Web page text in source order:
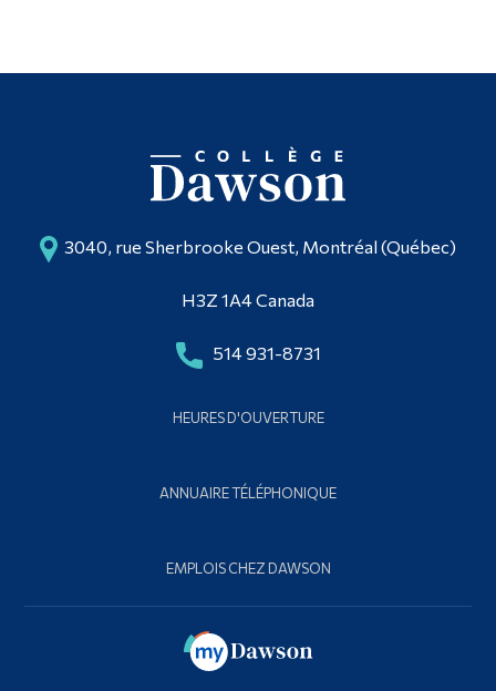
3040, rue Sherbrooke Ouest, Montréal (Québec)
H3Z 1A4 Canada
514 931-8731
HEURES D'OUVERTURE
ANNUAIRE TÉLÉPHONIQUE
EMPLOIS CHEZ DAWSON